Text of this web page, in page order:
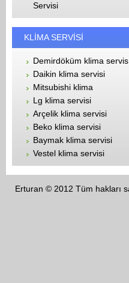
Servisi
KLİMA SERVİSİ
Demirdöküm klima servis
Daikin klima servisi
Mitsubishi klima
Lg klima servisi
Arçelik klima servisi
Beko klima servisi
Baymak klima servisi
Vestel klima servisi
Erturan © 2012 Tüm hakları